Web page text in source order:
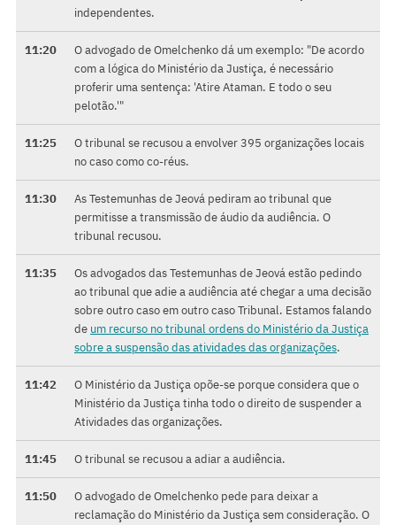
independentes.
11:20
O advogado de Omelchenko dá um exemplo: "De acordo
com a lógica do Ministério da Justiça, é necessário
proferir uma sentença: 'Atire Ataman. E todo o seu
pelotão.'"
11:25
O tribunal se recusou a envolver 395 organizações locais
no caso como co-réus.
11:30
As Testemunhas de Jeová pediram ao tribunal que
permitisse a transmissão de áudio da audiência. O
tribunal recusou.
11:35
Os advogados das Testemunhas de Jeová estão pedindo
ao tribunal que adie a audiência até chegar a uma decisão
sobre outro caso em outro caso Tribunal. Estamos falando
de um recurso no tribunal ordens do Ministério da Justiça
sobre a suspensão das atividades das organizações.
11:42
O Ministério da Justiça opõe-se porque considera que o
Ministério da Justiça tinha todo o direito de suspender a
Atividades das organizações.
11:45 O tribunal se recusou a adiar a audiência.
11:50
O advogado de Omelchenko pede para deixar a
reclamação do Ministério da Justiça sem consideração. O